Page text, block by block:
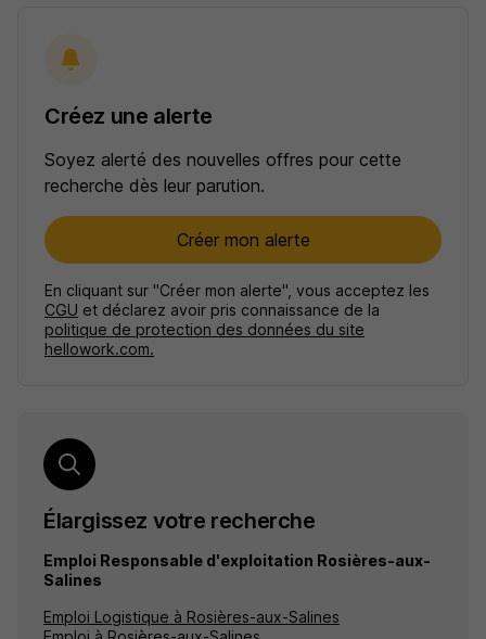
Créez une alerte
Soyez alerté des nouvelles offres pour cette
recherche dès leur parution.
Créer mon alerte
En cliquant sur "Créer mon alerte", vous acceptez les
CGU et déclarez avoir pris connaissance de la
politique de protection des données du site
hellowork.com.
Élargissez votre recherche
Emploi Responsable d'exploitation Rosières-aux-
Salines
Emploi Logistique à Rosières-aux-Salines